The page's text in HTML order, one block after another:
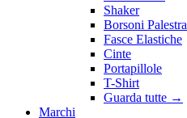
Shaker
Borsoni Palestra
Fasce Elastiche
Cinte
Portapillole
T-Shirt
Guarda tutte →
Marchi